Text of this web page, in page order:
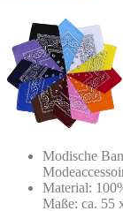
Modische
Material:
Maße: ca. 55